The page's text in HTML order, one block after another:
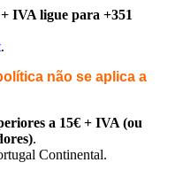
IVA ligue para +351
.
não se aplica a
a 15€ + IVA (ou
.
Continental.